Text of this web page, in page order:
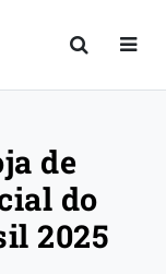
de
do
2025